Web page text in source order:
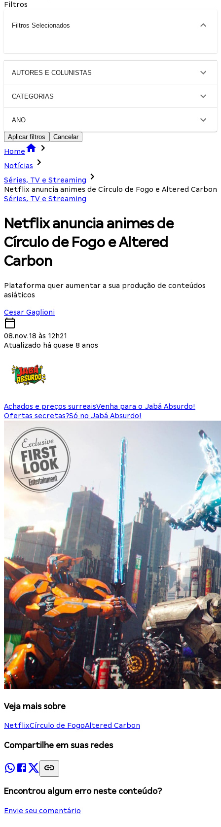
Filtros
Filtros Selecionados
AUTORES E COLUNISTAS
CATEGORIAS
ANO
Aplicar filtros Cancelar
Home
Notícias
Séries, TV e Streaming
Netflix anuncia animes de Círculo de Fogo e Altered Carbon
Séries, TV e Streaming
Netflix anuncia animes de
Círculo de Fogo e Altered
Carbon
Plataforma quer aumentar a sua produção de conteúdos
asiáticos
Cesar Gaglioni
08.nov.18 às 12h21
Atualizado há quase 8 anos
Achados e preços surreaisVenha para o Jabá Absurdo!
Ofertas secretas?Só no Jabá Absurdo!
Veja mais sobre
NetflixCírculo de FogoAltered Carbon
Compartilhe em suas redes
Encontrou algum erro neste conteúdo?
Envie seu comentário